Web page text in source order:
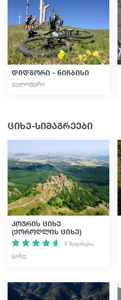
დიდგორი - ნიჩბისი
ᲕᲔᲚᲝᲢᲣᲠᲘ
ციხე-სიმაგრეები
კოჯრის ციხე
(ქოროღლის ციხე)
3 შეფასება
ᲪᲘᲮᲔ